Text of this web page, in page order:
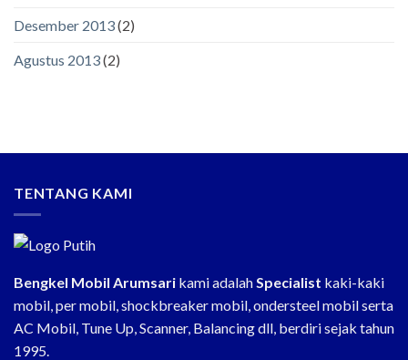
Desember 2013(2)
Agustus 2013(2)
TENTANG KAMI
Bengkel Mobil Arumsari kami adalahSpecialist kaki-kaki
mobil, per mobil, shockbreaker mobil, ondersteel mobil serta
AC Mobil, Tune Up, Scanner, Balancing dll, berdiri sejak tahun
1995.